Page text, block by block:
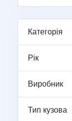
Категорія
Рік
Виробник
Тип кузова